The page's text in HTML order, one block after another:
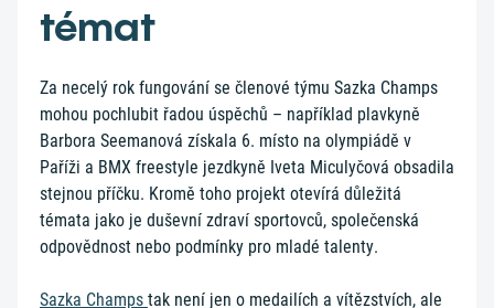
témat
Za necelý rok fungování se členové týmu Sazka Champs
mohou pochlubit řadou úspěchů – například plavkyně
Barbora Seemanová získala 6. místo na olympiádě v
Paříži a BMX freestyle jezdkyně Iveta Miculyčová obsadila
stejnou příčku. Kromě toho projekt otevírá důležitá
témata jako je duševní zdraví sportovců, společenská
odpovědnost nebo podmínky pro mladé talenty.
Sazka Champs tak není jen o medailích a vítězstvích, ale